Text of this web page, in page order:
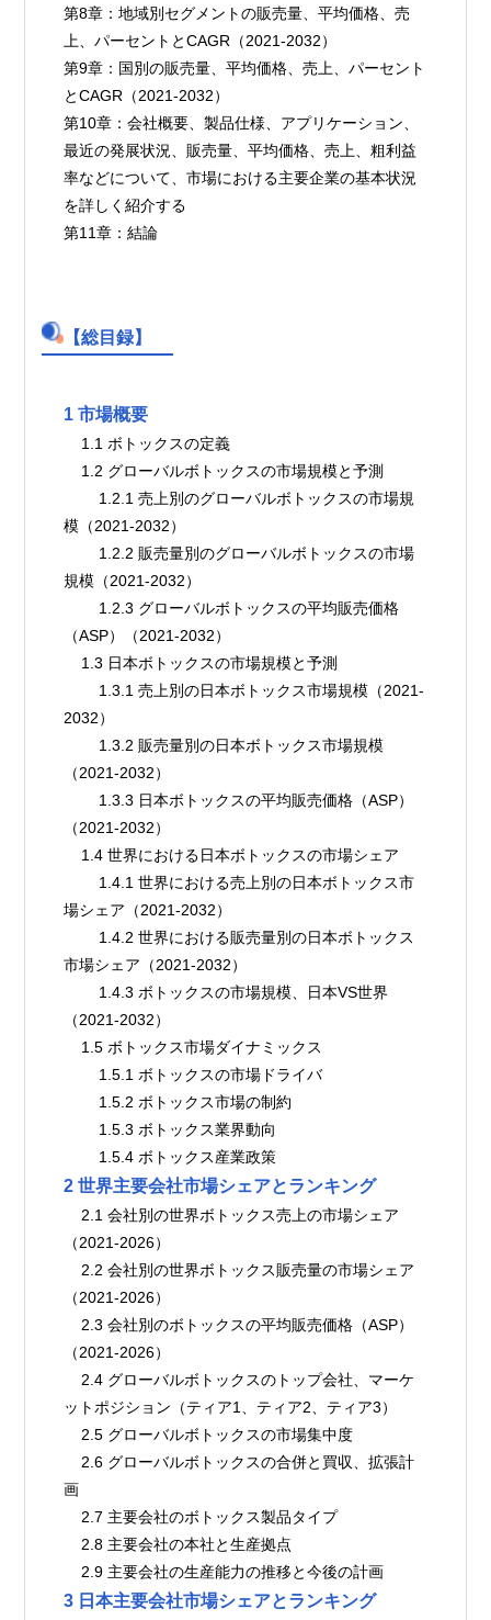
第8章：地域別セグメントの販売量、平均価格、売
上、パーセントとCAGR（2021-2032）
第9章：国別の販売量、平均価格、売上、パーセント
とCAGR（2021-2032）
第10章：会社概要、製品仕様、アプリケーション、
最近の発展状況、販売量、平均価格、売上、粗利益
率などについて、市場における主要企業の基本状況
を詳しく紹介する
第11章：結論
【総目録】
1 市場概要
    1.1 ボトックスの定義
    1.2 グローバルボトックスの市場規模と予測
模（2021-2032）
規模（2021-2032）
（ASP）（2021-2032）
    1.3 日本ボトックスの市場規模と予測
2032）
（2021-2032）
（2021-2032）
    1.4 世界における日本ボトックスの市場シェア
場シェア（2021-2032）
市場シェア（2021-2032）
（2021-2032）
    1.5 ボトックス市場ダイナミックス
        1.5.1 ボトックスの市場ドライバ
        1.5.2 ボトックス市場の制約
        1.5.3 ボトックス業界動向
        1.5.4 ボトックス産業政策
2 世界主要会社市場シェアとランキング
（2021-2026）
（2021-2026）
（2021-2026）
ットポジション（ティア1、ティア2、ティア3）
    2.5 グローバルボトックスの市場集中度
画
    2.7 主要会社のボトックス製品タイプ
    2.8 主要会社の本社と生産拠点
    2.9 主要会社の生産能力の推移と今後の計画
3 日本主要会社市場シェアとランキング